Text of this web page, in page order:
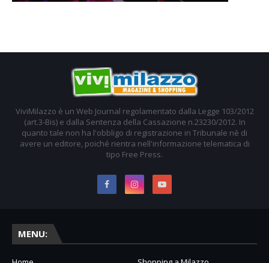
ViviMilazzo è un Web Journal regolamentato dalla Legge 103/2012
(art.3-Bis) e dalla Sentenza della Cassazione n.23230/2012. In
quanto tale non ha l'obbligo di registrazione in Tribunale nè di
avere un editore, poiché rientra nell'informazione telematica di
tipo Free Press.
MENU: